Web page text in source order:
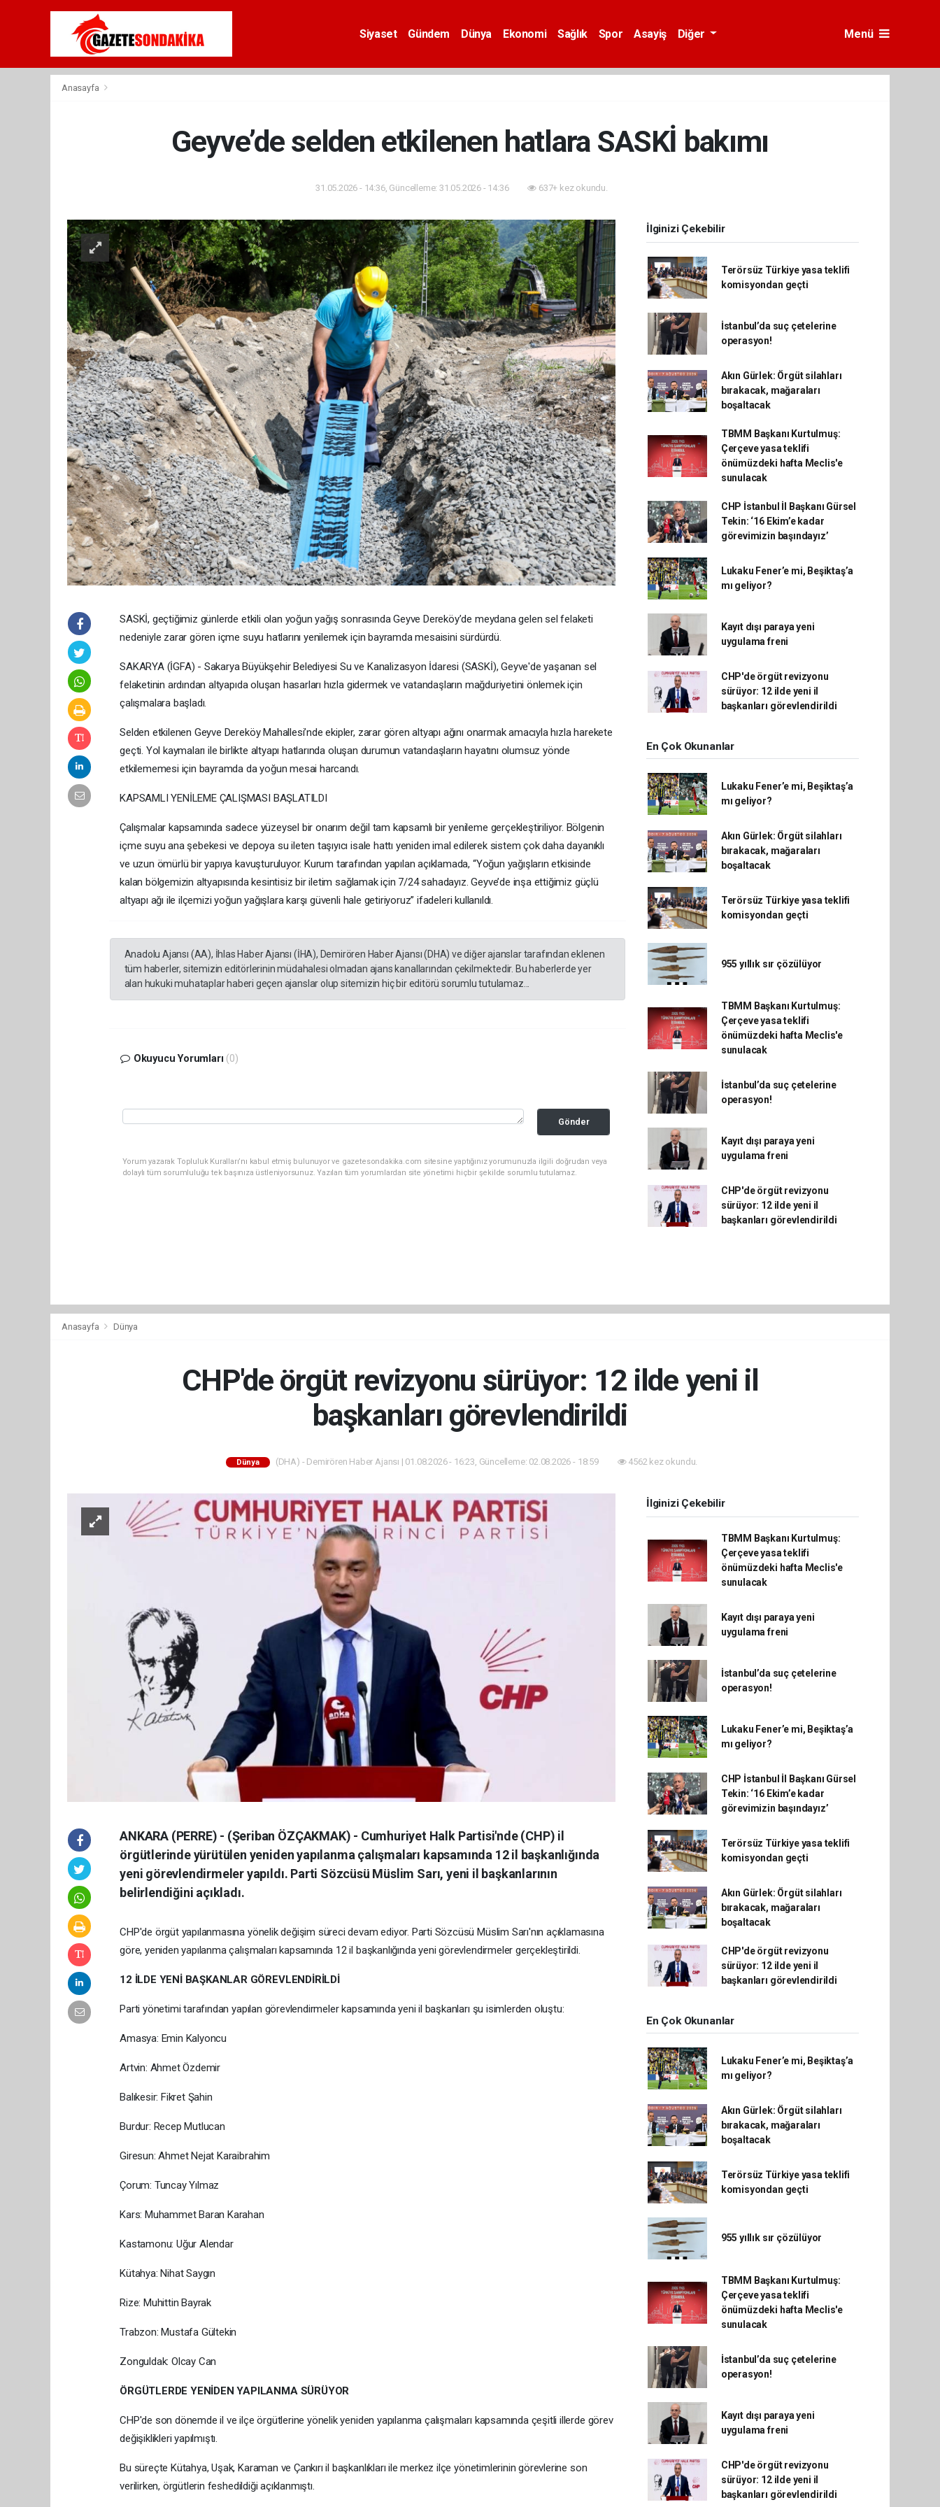
Siyaset Gündem Dünya Ekonomi Sağlık Spor Asayiş Diğer Menü
Anasayfa
Geyve’de selden etkilenen hatlara SASKİ bakımı
31.05.2026 - 14:36, Güncelleme: 31.05.2026 - 14:36 637+ kez okundu.
SASKİ, geçtiğimiz günlerde etkili olan yoğun yağış sonrasında Geyve Dereköy’de meydana gelen sel felaketi
nedeniyle zarar gören içme suyu hatlarını yenilemek için bayramda mesaisini sürdürdü.
SAKARYA (İGFA) - Sakarya Büyükşehir Belediyesi Su ve Kanalizasyon İdaresi (SASKİ), Geyve'de yaşanan sel
felaketinin ardından altyapıda oluşan hasarları hızla gidermek ve vatandaşların mağduriyetini önlemek için
çalışmalara başladı.
Selden etkilenen Geyve Dereköy Mahallesi’nde ekipler, zarar gören altyapı ağını onarmak amacıyla hızla harekete
geçti. Yol kaymaları ile birlikte altyapı hatlarında oluşan durumun vatandaşların hayatını olumsuz yönde
etkilememesi için bayramda da yoğun mesai harcandı.
KAPSAMLI YENİLEME ÇALIŞMASI BAŞLATILDI
Çalışmalar kapsamında sadece yüzeysel bir onarım değil tam kapsamlı bir yenileme gerçekleştiriliyor. Bölgenin
içme suyu ana şebekesi ve depoya su ileten taşıyıcı isale hattı yeniden imal edilerek sistem çok daha dayanıklı
ve uzun ömürlü bir yapıya kavuşturuluyor. Kurum tarafından yapılan açıklamada, “Yoğun yağışların etkisinde
kalan bölgemizin altyapısında kesintisiz bir iletim sağlamak için 7/24 sahadayız. Geyve’de inşa ettiğimiz güçlü
altyapı ağı ile ilçemizi yoğun yağışlara karşı güvenli hale getiriyoruz” ifadeleri kullanıldı.
Anadolu Ajansı (AA), İhlas Haber Ajansı (İHA), Demirören Haber Ajansı (DHA) ve diğer ajanslar tarafından eklenen
tüm haberler, sitemizin editörlerinin müdahalesi olmadan ajans kanallarından çekilmektedir. Bu haberlerde yer
alan hukuki muhataplar haberi geçen ajanslar olup sitemizin hiç bir editörü sorumlu tutulamaz...
Okuyucu Yorumları (0)
Gönder
Yorum yazarak Topluluk Kuralları’nı kabul etmiş bulunuyor ve gazetesondakika.com sitesine yaptığınız yorumunuzla ilgili doğrudan veya
dolaylı tüm sorumluluğu tek başınıza üstleniyorsunuz. Yazılan tüm yorumlardan site yönetimi hiçbir şekilde sorumlu tutulamaz.
İlginizi Çekebilir
Terörsüz Türkiye yasa teklifi
komisyondan geçti
İstanbul’da suç çetelerine
operasyon!
Akın Gürlek: Örgüt silahları
bırakacak, mağaraları
boşaltacak
TBMM Başkanı Kurtulmuş:
Çerçeve yasa teklifi
önümüzdeki hafta Meclis'e
sunulacak
CHP İstanbul İl Başkanı Gürsel
Tekin: ‘16 Ekim’e kadar
görevimizin başındayız’
Lukaku Fener’e mi, Beşiktaş’a
mı geliyor?
Kayıt dışı paraya yeni
uygulama freni
CHP'de örgüt revizyonu
sürüyor: 12 ilde yeni il
başkanları görevlendirildi
En Çok Okunanlar
Lukaku Fener’e mi, Beşiktaş’a
mı geliyor?
Akın Gürlek: Örgüt silahları
bırakacak, mağaraları
boşaltacak
Terörsüz Türkiye yasa teklifi
komisyondan geçti
955 yıllık sır çözülüyor
TBMM Başkanı Kurtulmuş:
Çerçeve yasa teklifi
önümüzdeki hafta Meclis'e
sunulacak
İstanbul’da suç çetelerine
operasyon!
Kayıt dışı paraya yeni
uygulama freni
CHP'de örgüt revizyonu
sürüyor: 12 ilde yeni il
başkanları görevlendirildi
Anasayfa Dünya
CHP'de örgüt revizyonu sürüyor: 12 ilde yeni il
başkanları görevlendirildi
Dünya (DHA) - Demirören Haber Ajansı | 01.08.2026 - 16:23, Güncelleme: 02.08.2026 - 18:59 4562 kez okundu.
ANKARA (PERRE) - (Şeriban ÖZÇAKMAK) - Cumhuriyet Halk Partisi'nde (CHP) il
örgütlerinde yürütülen yeniden yapılanma çalışmaları kapsamında 12 il başkanlığında
yeni görevlendirmeler yapıldı. Parti Sözcüsü Müslim Sarı, yeni il başkanlarının
belirlendiğini açıkladı.
CHP'de örgüt yapılanmasına yönelik değişim süreci devam ediyor. Parti Sözcüsü Müslim Sarı'nın açıklamasına
göre, yeniden yapılanma çalışmaları kapsamında 12 il başkanlığında yeni görevlendirmeler gerçekleştirildi.
12 İLDE YENİ BAŞKANLAR GÖREVLENDİRİLDİ
Parti yönetimi tarafından yapılan görevlendirmeler kapsamında yeni il başkanları şu isimlerden oluştu:
Amasya: Emin Kalyoncu
Artvin: Ahmet Özdemir
Balıkesir: Fikret Şahin
Burdur: Recep Mutlucan
Giresun: Ahmet Nejat Karaibrahim
Çorum: Tuncay Yılmaz
Kars: Muhammet Baran Karahan
Kastamonu: Uğur Alendar
Kütahya: Nihat Saygın
Rize: Muhittin Bayrak
Trabzon: Mustafa Gültekin
Zonguldak: Olcay Can
ÖRGÜTLERDE YENİDEN YAPILANMA SÜRÜYOR
CHP'de son dönemde il ve ilçe örgütlerine yönelik yeniden yapılanma çalışmaları kapsamında çeşitli illerde görev
değişiklikleri yapılmıştı.
Bu süreçte Kütahya, Uşak, Karaman ve Çankırı il başkanlıkları ile merkez ilçe yönetimlerinin görevlerine son
verilirken, örgütlerin feshedildiği açıklanmıştı.
İlginizi Çekebilir
TBMM Başkanı Kurtulmuş:
Çerçeve yasa teklifi
önümüzdeki hafta Meclis'e
sunulacak
Kayıt dışı paraya yeni
uygulama freni
İstanbul’da suç çetelerine
operasyon!
Lukaku Fener’e mi, Beşiktaş’a
mı geliyor?
CHP İstanbul İl Başkanı Gürsel
Tekin: ‘16 Ekim’e kadar
görevimizin başındayız’
Terörsüz Türkiye yasa teklifi
komisyondan geçti
Akın Gürlek: Örgüt silahları
bırakacak, mağaraları
boşaltacak
CHP'de örgüt revizyonu
sürüyor: 12 ilde yeni il
başkanları görevlendirildi
En Çok Okunanlar
Lukaku Fener’e mi, Beşiktaş’a
mı geliyor?
Akın Gürlek: Örgüt silahları
bırakacak, mağaraları
boşaltacak
Terörsüz Türkiye yasa teklifi
komisyondan geçti
955 yıllık sır çözülüyor
TBMM Başkanı Kurtulmuş:
Çerçeve yasa teklifi
önümüzdeki hafta Meclis'e
sunulacak
İstanbul’da suç çetelerine
operasyon!
Kayıt dışı paraya yeni
uygulama freni
CHP'de örgüt revizyonu
sürüyor: 12 ilde yeni il
başkanları görevlendirildi